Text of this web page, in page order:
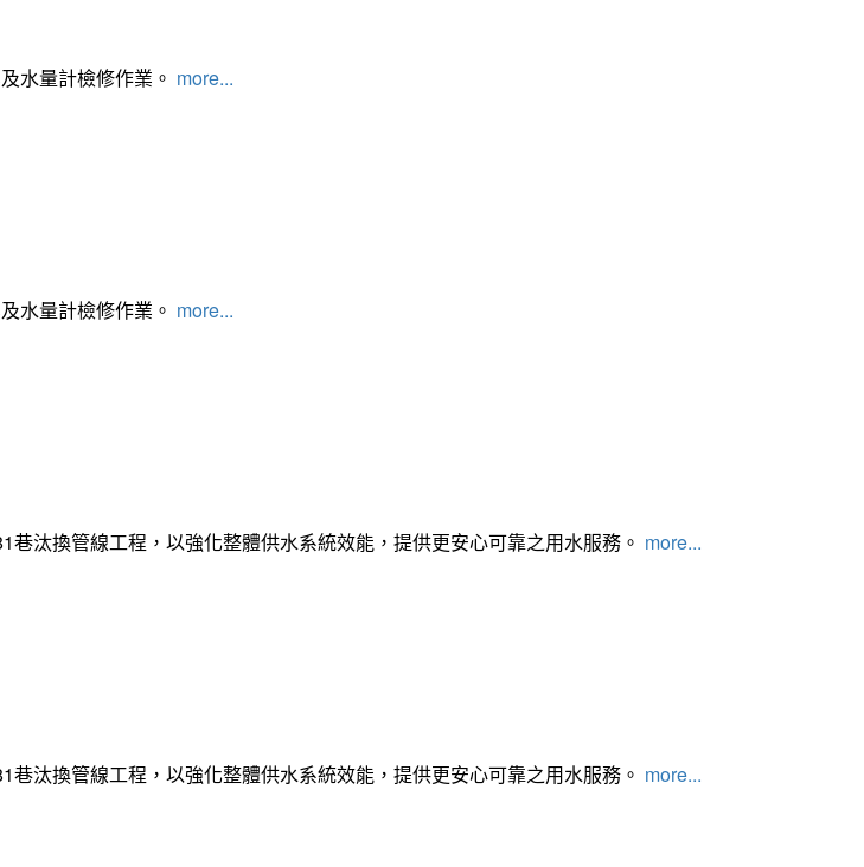
水量計檢修作業。 more...
水量計檢修作業。 more...
汰換管線工程，以強化整體供水系統效能，提供更安心可靠之用水服務。 more...
汰換管線工程，以強化整體供水系統效能，提供更安心可靠之用水服務。 more...